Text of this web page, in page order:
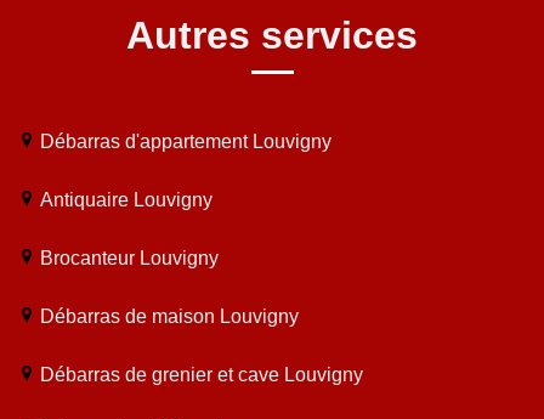
Autres services
Débarras d'appartement Louvigny
Antiquaire Louvigny
Brocanteur Louvigny
Débarras de maison Louvigny
Débarras de grenier et cave Louvigny